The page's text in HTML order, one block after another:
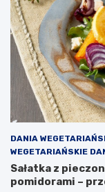
DANIA
WEGETARIAŃSKIE
Sałatka z
pomidorami –